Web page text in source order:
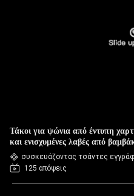
Τάκοι για ψώνια από έντυπη
και ενισχυμένες λαβές από
μάρκας
συσκευάζοντας τσάντες
125 απόψεις